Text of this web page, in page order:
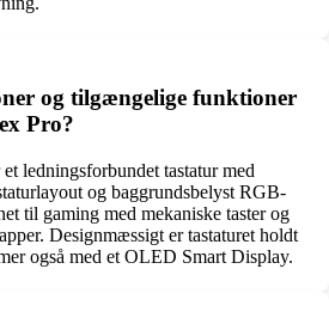
og tilgængelige funktioner
Pro?
ledningsforbundet tastatur med
og baggrundsbelyst RGB-
til gaming med mekaniske taster og
Designmæssigt er tastaturet holdt
også med et OLED Smart Display.